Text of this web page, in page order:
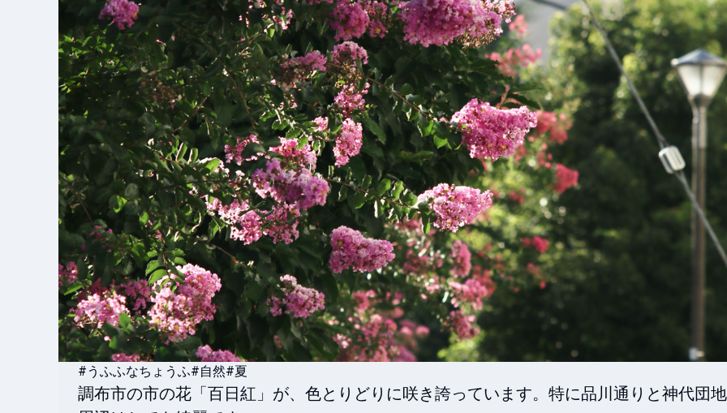
#うふふなちょうふ#自然#夏
調布市の市の花「百日紅」が、色とりどりに咲き誇っています。特に品川通りと神代団